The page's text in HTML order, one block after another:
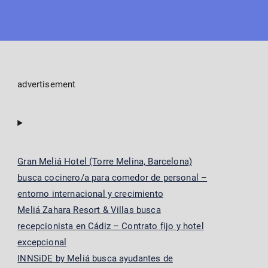
advertisement
Gran Meliá Hotel (Torre Melina, Barcelona)
busca cocinero/a para comedor de personal –
entorno internacional y crecimiento
Meliá Zahara Resort & Villas busca
recepcionista en Cádiz – Contrato fijo y hotel
excepcional
INNSiDE by Meliá busca ayudantes de